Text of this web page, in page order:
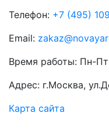
Телефон: +7 (495)
Email:
Время работы: Пн-
Адрес: г.Москва,
Карта сайта